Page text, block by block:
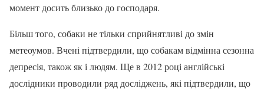
момент досить близько до господаря.
Більш того, собаки не тільки сприйнятливі до змін
метеоумов. Вчені підтвердили, що собакам відмінна сезонна
депресія, також як і людям. Ще в 2012 році англійські
дослідники проводили ряд досліджень, які підтвердили, що